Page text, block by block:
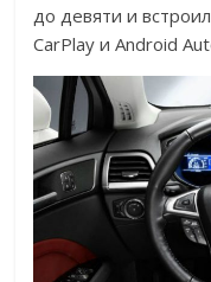
до девяти и
CarPlay и Android